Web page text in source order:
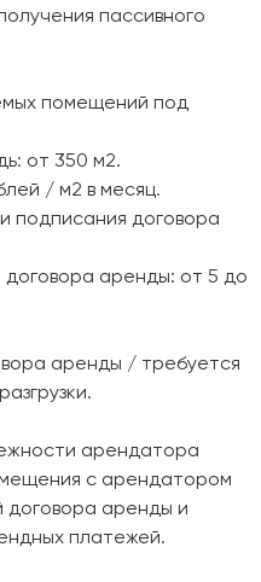
пассивного
помещений под
от 350 м2.
/ м2 в месяц.
подписания договора
аренды: от 5 до
аренды / требуется
арендатора
с арендатором
договора аренды и
платежей.